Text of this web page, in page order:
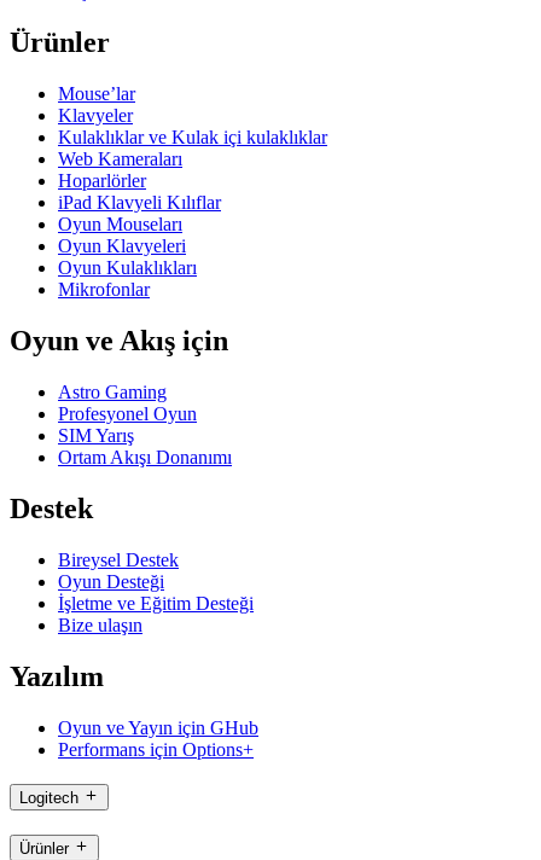
Ürünler
Mouse’lar
Klavyeler
Kulaklıklar ve Kulak içi kulaklıklar
Web Kameraları
Hoparlörler
iPad Klavyeli Kılıflar
Oyun Mouseları
Oyun Klavyeleri
Oyun Kulaklıkları
Mikrofonlar
Oyun ve Akış için
Astro Gaming
Profesyonel Oyun
SIM Yarış
Ortam Akışı Donanımı
Destek
Bireysel Destek
Oyun Desteği
İşletme ve Eğitim Desteği
Bize ulaşın
Yazılım
Oyun ve Yayın için GHub
Performans için Options+
Logitech
Ürünler